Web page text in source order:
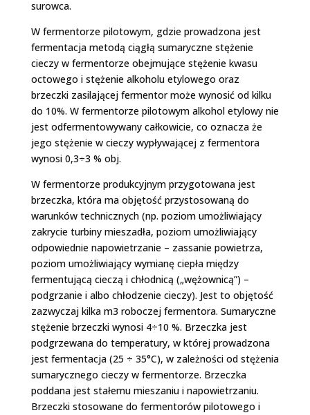
surowca.
W fermentorze pilotowym, gdzie prowadzona jest
fermentacja metodą ciągłą sumaryczne stężenie
cieczy w fermentorze obejmujące stężenie kwasu
octowego i stężenie alkoholu etylowego oraz
brzeczki zasilającej fermentor może wynosić od kilku
do 10%. W fermentorze pilotowym alkohol etylowy nie
jest odfermentowywany całkowicie, co oznacza że
jego stężenie w cieczy wypływającej z fermentora
wynosi 0,3÷3 % obj.
W fermentorze produkcyjnym przygotowana jest
brzeczka, która ma objętość przystosowaną do
warunków technicznych (np. poziom umożliwiający
zakrycie turbiny mieszadła, poziom umożliwiający
odpowiednie napowietrzanie – zassanie powietrza,
poziom umożliwiający wymianę ciepła między
fermentującą cieczą i chłodnicą („wężownicą”) –
podgrzanie i albo chłodzenie cieczy). Jest to objętość
zazwyczaj kilka m3 roboczej fermentora. Sumaryczne
stężenie brzeczki wynosi 4÷10 %. Brzeczka jest
podgrzewana do temperatury, w której prowadzona
jest fermentacja (25 ÷ 35°C), w zależności od stężenia
sumarycznego cieczy w fermentorze. Brzeczka
poddana jest stałemu mieszaniu i napowietrzaniu.
Brzeczki stosowane do fermentorów pilotowego i